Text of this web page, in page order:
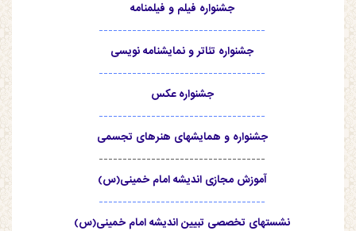
جشنواره فیلم و فیلمنامه
-----------------------------------
جشنواره تئاتر و نمایشنامه نویسی
-----------------------------------
جشنواره عکس
-----------------------------------
جشنواره و همایشهای هنرهای تجسمی
-----------------------------------
آموزش مجازی اندیشه امام خمینی(س)
-----------------------------------
نشستهای تخصصی تبیین اندیشه امام خمینی(س)